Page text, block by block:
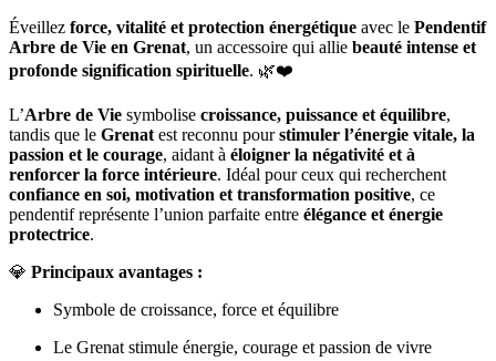
CHF29.90.CHF25.00.
Éveillez force, vitalité et protection énergétique avec le Pendentif
Arbre de Vie en Grenat, un accessoire qui allie beauté intense et
profonde signification spirituelle. 🌿❤️
L’Arbre de Vie symbolise croissance, puissance et équilibre,
tandis que le Grenat est reconnu pourstimuler l’énergie vitale, la
passion et le courage, aidant à éloigner la négativité et à
renforcer la force intérieure. Idéal pour ceux qui recherchent
confiance en soi, motivation et transformation positive, ce
pendentif représente l’union parfaite entre élégance et énergie
protectrice.
💎 Principaux avantages :
Symbole de croissance, force et équilibre
Le Grenat stimule énergie, courage et passion de vivre